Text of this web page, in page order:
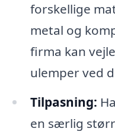
forskellige
metal og
firma kan
ulemper ved
Tilpasning:
en særlig